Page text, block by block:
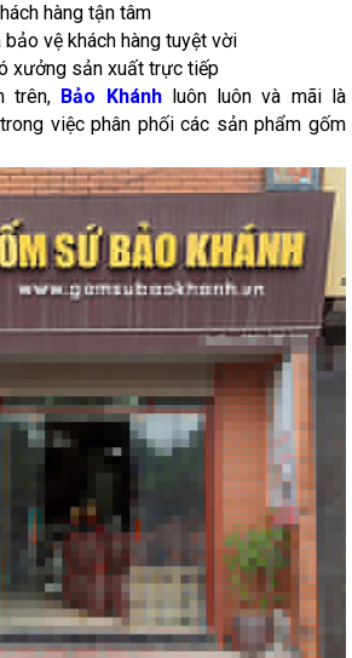
hàng tận tâm
bảo vệ khách hàng tuyệt vời
xưởng sản xuất trực tiếp
trên, Bảo Khánhluôn luôn và mãi là
việc phân phối các sản phẩm gốm